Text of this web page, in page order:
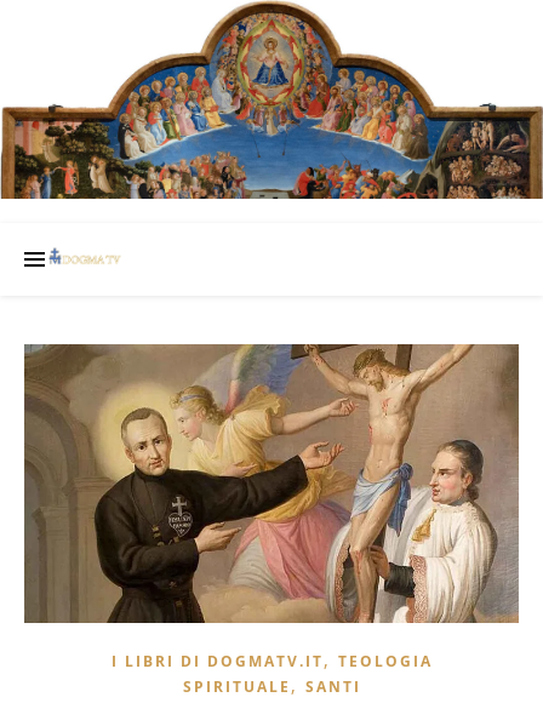
I LIBRI DI DOGMATV.IT, TEOLOGIA
SPIRITUALE , SANTI